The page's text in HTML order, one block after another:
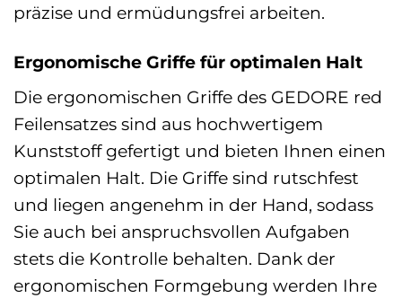
präzise und ermüdungsfrei arbeiten.
Ergonomische Griffe für optimalen Halt
Die ergonomischen Griffe des GEDORE red
Feilensatzes sind aus hochwertigem
Kunststoff gefertigt und bieten Ihnen einen
optimalen Halt. Die Griffe sind rutschfest
und liegen angenehm in der Hand, sodass
Sie auch bei anspruchsvollen Aufgaben
stets die Kontrolle behalten. Dank der
ergonomischen Formgebung werden Ihre